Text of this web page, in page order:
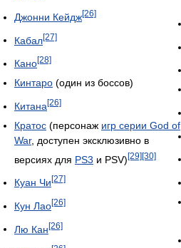
Джонни Кейдж[26]
Кабал[27]
Кано[28]
Кинтаро (один из боссов)
Китана [26]
Кратос (персонаж игр серии God of
War, доступен эксклюзивно в
версиях для PS3 и PSV)[29][30]
Куан Чи [27]
Кун Лао[26]
Лю Кан[26]